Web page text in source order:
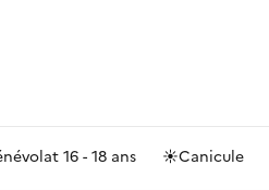
16 - 18 ans ☀️Canicule